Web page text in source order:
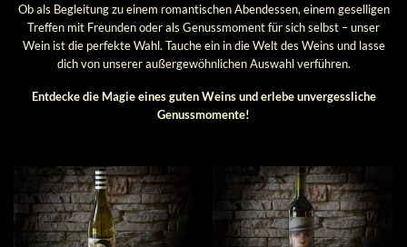
Ob als Begleitung zu einem romantischen Abendessen, einem geselligen
Treffen mit Freunden oder als Genussmoment für sich selbst – unser
Wein ist die perfekte Wahl. Tauche ein in die Welt des Weins und lasse
dich von unserer außergewöhnlichen Auswahl verführen.
Entdecke die Magie eines guten Weins und erlebe unvergessliche
Genussmomente!